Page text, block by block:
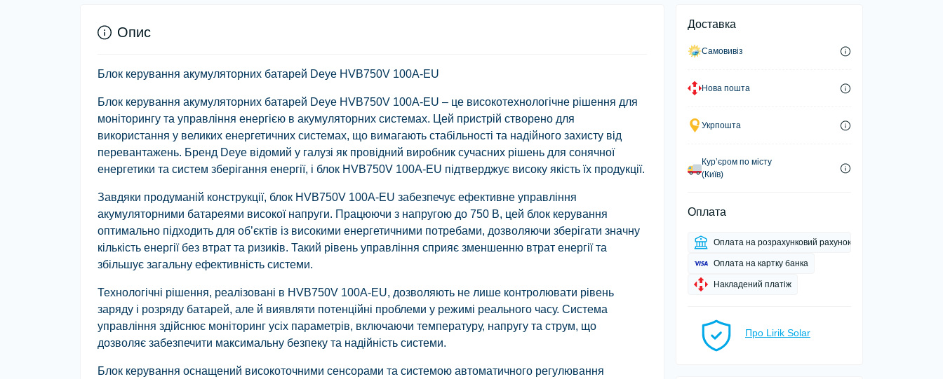
Доставка
Самовивіз
Нова пошта
Укрпошта
Курʼєром по місту
(Київ)
Оплата
Оплата на розрахунковий рахунок
Оплата на картку банка
Накладений платіж
Про Lirik Solar
Опис
Блок керування акумуляторних батарей Deye HVB750V 100A-EU
Блок керування акумуляторних батарей Deye HVB750V 100A-EU – це високотехнологічне рішення для
моніторингу та управління енергією в акумуляторних системах. Цей пристрій створено для
використання у великих енергетичних системах, що вимагають стабільності та надійного захисту від
перевантажень. Бренд Deye відомий у галузі як провідний виробник сучасних рішень для сонячної
енергетики та систем зберігання енергії, і блок HVB750V 100A-EU підтверджує високу якість їх продукції.
Завдяки продуманій конструкції, блок HVB750V 100A-EU забезпечує ефективне управління
акумуляторними батареями високої напруги. Працюючи з напругою до 750 В, цей блок керування
оптимально підходить для об’єктів із високими енергетичними потребами, дозволяючи зберігати значну
кількість енергії без втрат та ризиків. Такий рівень управління сприяє зменшенню втрат енергії та
збільшує загальну ефективність системи.
Технологічні рішення, реалізовані в HVB750V 100A-EU, дозволяють не лише контролювати рівень
заряду і розряду батарей, але й виявляти потенційні проблеми у режимі реального часу. Система
управління здійснює моніторинг усіх параметрів, включаючи температуру, напругу та струм, що
дозволяє забезпечити максимальну безпеку та надійність системи.
Блок керування оснащений високоточними сенсорами та системою автоматичного регулювання